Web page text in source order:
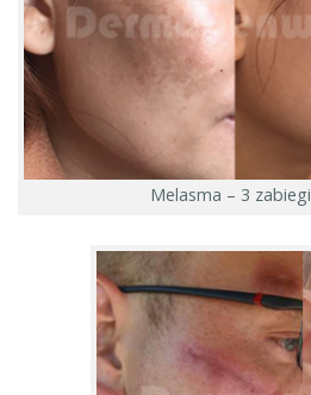
Melasma – 3 zabiegi